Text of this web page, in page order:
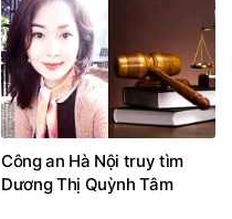
Công an Hà Nội truy tìm
Dương Thị Quỳnh Tâm